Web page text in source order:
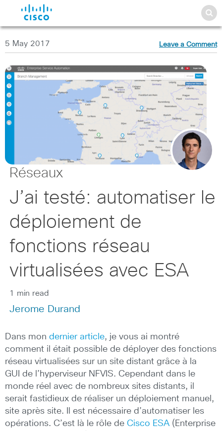
5 May 2017 Leave a Comment
Réseaux
J’ai testé: automatiser le
déploiement de
fonctions réseau
virtualisées avec ESA
1 min read
Jerome Durand
Dans mon dernier article, je vous ai montré
comment il était possible de déployer des fonctions
réseau virtualisées sur un site distant grâce à la
GUI de l’hyperviseur NFVIS. Cependant dans le
monde réel avec de nombreux sites distants, il
serait fastidieux de réaliser un déploiement manuel,
site après site. Il est nécessaire d’automatiser les
opérations. C’est là le rôle de Cisco ESA (Enterprise